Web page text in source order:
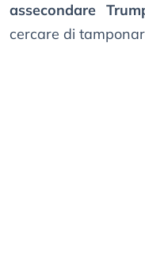
assecondare
cercare di